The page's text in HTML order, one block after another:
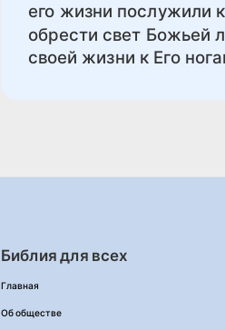
его жизни послужили
обрести свет Божьей
своей жизни к Его
Библия для всех
Главная
Об обществе